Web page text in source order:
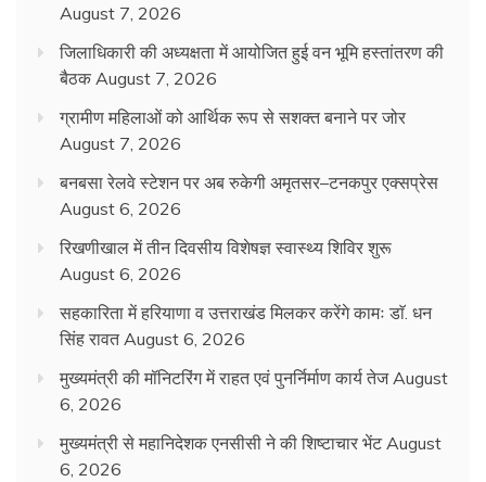
August 7, 2026
जिलाधिकारी की अध्यक्षता में आयोजित हुई वन भूमि हस्तांतरण की
बैठक August 7, 2026
ग्रामीण महिलाओं को आर्थिक रूप से सशक्त बनाने पर जोर
August 7, 2026
बनबसा रेलवे स्टेशन पर अब रुकेगी अमृतसर–टनकपुर एक्सप्रेस
August 6, 2026
रिखणीखाल में तीन दिवसीय विशेषज्ञ स्वास्थ्य शिविर शुरू
August 6, 2026
सहकारिता में हरियाणा व उत्तराखंड मिलकर करेंगे कामः डाॅ. धन
सिंह रावत August 6, 2026
मुख्यमंत्री की मॉनिटरिंग में राहत एवं पुनर्निर्माण कार्य तेज August
6, 2026
मुख्यमंत्री से महानिदेशक एनसीसी ने की शिष्टाचार भेंट August
6, 2026